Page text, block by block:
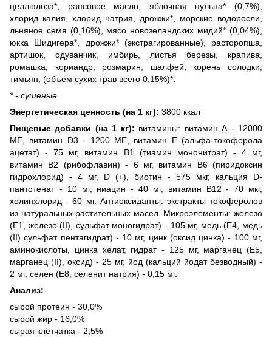
целлюлоза*, рапсовое масло, яблочная пульпа* (0,7%),
хлорид калия, хлорид натрия, дрожжи*, морские водоросли,
льняное семя (0,16%), мясо новозеландских мидий* (0,04%),
юкка Шидигера*, дрожжи* (экстрагированные), расторопша,
артишок, одуванчик, имбирь, листья березы, крапива,
ромашка, кориандр, розмарин, шалфей, корень солодки,
тимьян, (объем сухих трав всего 0,15%)*.
* - сушеные.
Энергетическая ценность (на 1 кг): 3800 ккал
Пищевые добавки (на 1 кг): витамины: витамин А - 12000
МЕ, витамин D3 - 1200 МЕ, витамин Е (альфа-токоферола
ацетат) - 75 мг, витамин В1 (тиамин мононитрат) - 4 мг,
витамин В2 (рибофлавин) - 6 мг, витамин B6 (пиридоксин
гидрохлорид) - 4 мг, D (+), биотин - 575 мкг, кальция D-
пантотенат - 10 мг, ниацин - 40 мг, витамин B12 - 70 мкг,
холинхлорид - 60 мг. Антиоксиданты: экстракты токоферолов
из натуральных растительных масел. Микроэлементы: железо
(Е1, железо (II), сульфат моногидрат) - 105 мг, медь (Е4, медь
(II) сульфат пентагидрат) - 10 мг, цинк (оксид цинка) - 100 мг,
аминокислоты, цинка хелат, гидрат - 125 мг, марганец (Е5,
марганец (II), оксид) - 25 мг, йод (кальций йодат безводный) -
2 мг, селен (Е8, селенит натрия) - 0,15 мг.
Анализ:
сырой протеин - 30,0%
сырой жир - 16,0%
сырая клетчатка - 2,5%